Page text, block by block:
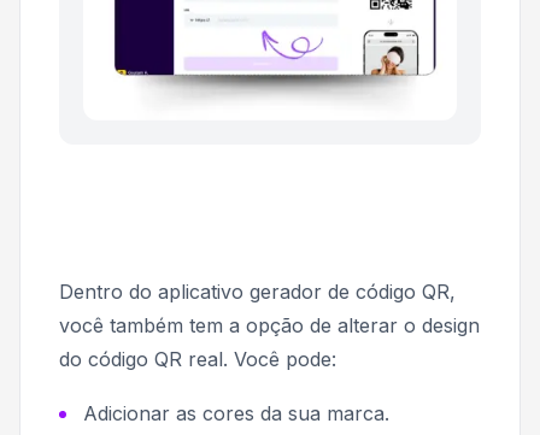
Dentro do aplicativo gerador de código QR,
você também tem a opção de alterar o design
do código QR real. Você pode:
Adicionar as cores da sua marca.